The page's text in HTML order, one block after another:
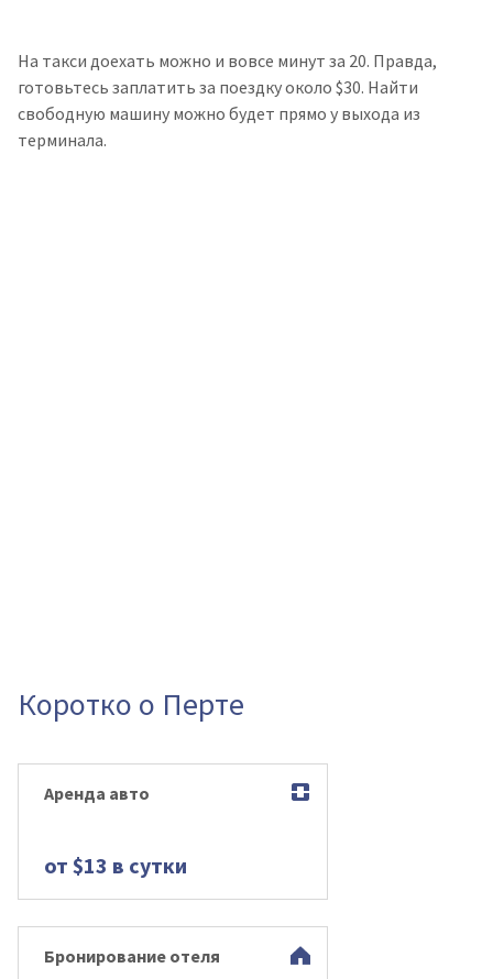
На такси доехать можно и вовсе минут за 20. Правда,
готовьтесь заплатить за поездку около $30. Найти
свободную машину можно будет прямо у выхода из
терминала.
Коротко о Перте
Аренда авто
от $13 в сутки
Бронирование отеля